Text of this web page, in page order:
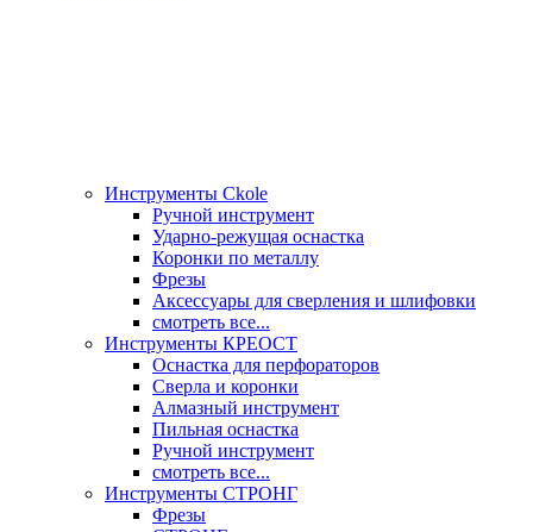
Инструменты Ckole
Ручной инструмент
Ударно‑режущая оснастка
Коронки по металлу
Фрезы
Аксессуары для сверления и шлифовки
смотреть все...
Инструменты КРЕОСТ
Оснастка для перфораторов
Сверла и коронки
Алмазный инструмент
Пильная оснастка
Ручной инструмент
смотреть все...
Инструменты СТРОНГ
Фрезы